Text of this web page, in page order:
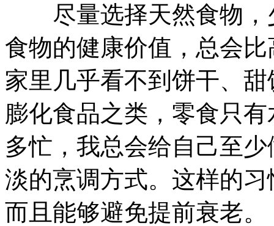
尽量选择天然食物，
食物的健康价值，总会
家里几乎看不到饼干、
膨化食品之类，零食只
多忙，我总会给自己至
淡的烹调方式。这样的
而且能够避免提前衰老。